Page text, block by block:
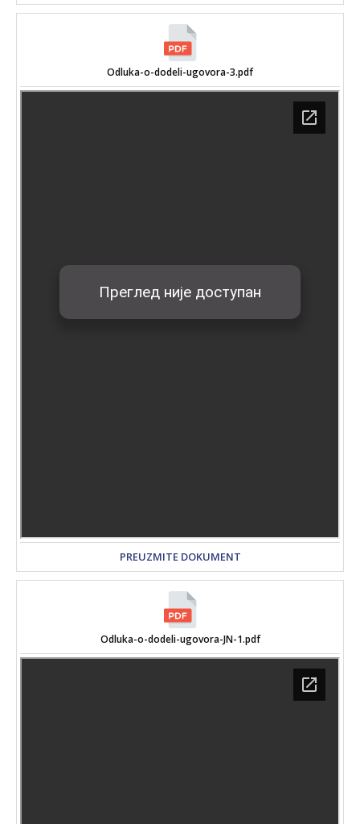
Odluka-o-dodeli-ugovora-3.pdf
PREUZMITE DOKUMENT
Odluka-o-dodeli-ugovora-JN-1.pdf